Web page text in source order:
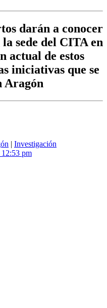
darán a conocer
sede del CITA en
actual de estos
iniciativas que se
Aragón
| Investigación
pm